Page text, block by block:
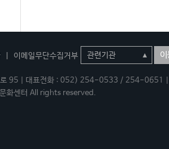
이메일무단수집거부 이
보로 95 | 대표전화 : 052) 254-0533 / 254-
화센터 All rights reserved.